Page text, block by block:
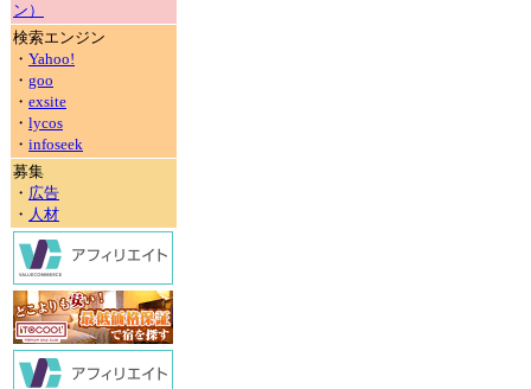
ン）
検索エンジン
・ Yahoo!
・ goo
・ exsite
・ lycos
・ infoseek
募集
・ 広告
・ 人材